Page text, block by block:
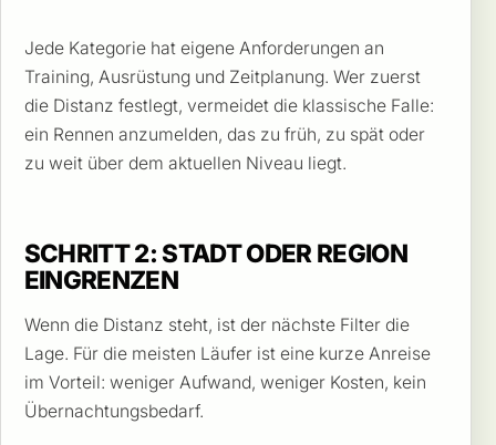
Jede Kategorie hat eigene Anforderungen an
Training, Ausrüstung und Zeitplanung. Wer zuerst
die Distanz festlegt, vermeidet die klassische Falle:
ein Rennen anzumelden, das zu früh, zu spät oder
zu weit über dem aktuellen Niveau liegt.
SCHRITT 2: STADT ODER REGION
EINGRENZEN
Wenn die Distanz steht, ist der nächste Filter die
Lage. Für die meisten Läufer ist eine kurze Anreise
im Vorteil: weniger Aufwand, weniger Kosten, kein
Übernachtungsbedarf.